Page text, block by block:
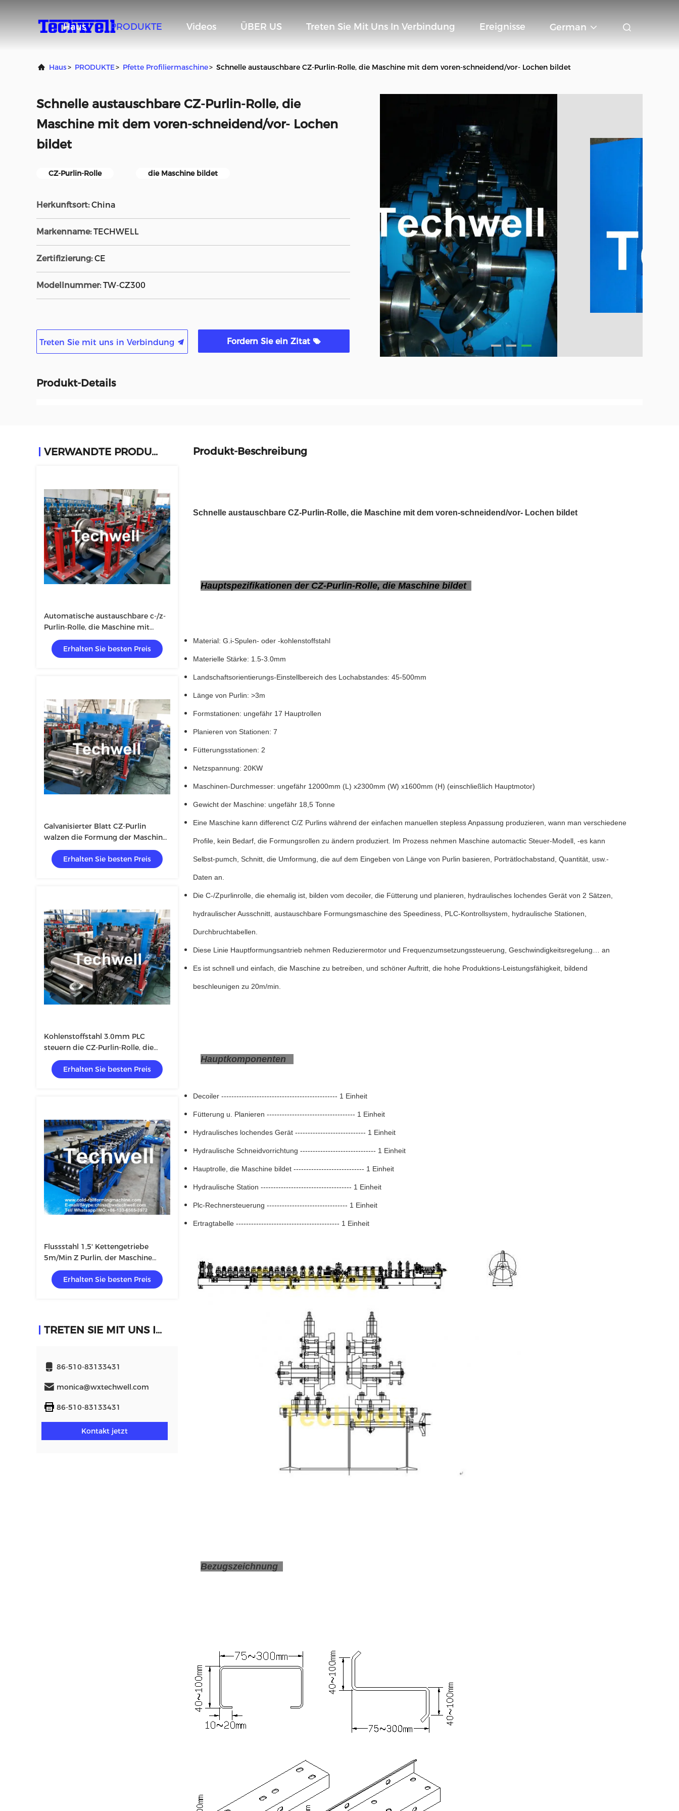
Haus PRODUKTE Videos ÜBER US Treten Sie Mit Uns In Verbindung Ereignisse German
Haus> PRODUKTE> Pfette Profiliermaschine> Schnelle austauschbare CZ-Purlin-Rolle, die Maschine mit dem voren-schneidend/vor- Lochen bildet
Schnelle austauschbare CZ-Purlin-Rolle, die
Maschine mit dem voren-schneidend/vor- Lochen
bildet
CZ-Purlin-Rolle die Maschine bildet
Herkunftsort: China
Markenname: TECHWELL
Zertifizierung: CE
Modellnummer: TW-CZ300
Treten Sie mit uns in Verbindung Fordern Sie ein Zitat
Produkt-Details
VERWANDTE PRODUKTE
Automatische austauschbare c-/z-
Purlin-Rolle, die Maschine mit
hydraulischer Ausschnitt-Art bildet
Erhalten Sie besten Preis
Galvanisierter Blatt CZ-Purlin
walzen die Formung der Maschine
mit vores-schneidend Gerät-u. 1,5
Zoll-Kettengetriebe kalt
Erhalten Sie besten Preis
Kohlenstoffstahl 3.0mm PLC
steuern die CZ-Purlin-Rolle, die
Maschine bildet
Erhalten Sie besten Preis
Flussstahl 1,5' Kettengetriebe
5m/Min Z Purlin, der Maschine
herstellt
Erhalten Sie besten Preis
TRETEN SIE MIT UNS IN VERBINDUNG
86-510-83133431
monica@wxtechwell.com
86-510-83133431
Kontakt jetzt
Produkt-Beschreibung
Schnelle austauschbare CZ-Purlin-Rolle, die Maschine mit dem voren-schneidend/vor- Lochen bildet
Hauptspezifikationen der CZ-Purlin-Rolle, die Maschine bildet
Material: G.i-Spulen- oder -kohlenstoffstahl
Materielle Stärke: 1.5-3.0mm
Landschaftsorientierungs-Einstellbereich des Lochabstandes: 45-500mm
Länge von Purlin: >3m
Formstationen: ungefähr 17 Hauptrollen
Planieren von Stationen: 7
Fütterungsstationen: 2
Netzspannung: 20KW
Maschinen-Durchmesser: ungefähr 12000mm (L) x2300mm (W) x1600mm (H) (einschließlich Hauptmotor)
Gewicht der Maschine: ungefähr 18,5 Tonne
Eine Maschine kann differenct C/Z Purlins während der einfachen manuellen stepless Anpassung produzieren, wann man verschiedene
Profile, kein Bedarf, die Formungsrollen zu ändern produziert. Im Prozess nehmen Maschine automactic Steuer-Modell, -es kann
Selbst-pumch, Schnitt, die Umformung, die auf dem Eingeben von Länge von Purlin basieren, Porträtlochabstand, Quantität, usw.-
Daten an.
Die C-/Zpurlinrolle, die ehemalig ist, bilden vom decoiler, die Fütterung und planieren, hydraulisches lochendes Gerät von 2 Sätzen,
hydraulischer Ausschnitt, austauschbare Formungsmaschine des Speediness, PLC-Kontrollsystem, hydraulische Stationen,
Durchbruchtabellen.
Diese Linie Hauptformungsantrieb nehmen Reduzierermotor und Frequenzumsetzungssteuerung, Geschwindigkeitsregelung… an
Es ist schnell und einfach, die Maschine zu betreiben, und schöner Auftritt, die hohe Produktions-Leistungsfähigkeit, bildend
beschleunigen zu 20m/min.
Hauptkomponenten
Decoiler ---------------------------------------------- 1 Einheit
Fütterung u. Planieren ----------------------------------- 1 Einheit
Hydraulisches lochendes Gerät ---------------------------- 1 Einheit
Hydraulische Schneidvorrichtung ------------------------------ 1 Einheit
Hauptrolle, die Maschine bildet ---------------------------- 1 Einheit
Hydraulische Station ------------------------------------ 1 Einheit
Plc-Rechnersteuerung -------------------------------- 1 Einheit
Ertragtabelle ----------------------------------------- 1 Einheit
Bezugszeichnung